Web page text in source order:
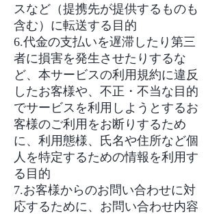
スなど（提携先が提供するものも
含む）に転送する目的
6.代金の支払いを遅滞したり第三
者に損害を発生させたりするな
ど、本サービスの利用規約に違反
したお客様や、不正・不当な目的
でサービスを利用しようとするお
客様のご利用をお断りするため
に、利用態様、氏名や住所など個
人を特定するための情報を利用す
る目的
7.お客様からのお問い合わせに対
応するために、お問い合わせ内容